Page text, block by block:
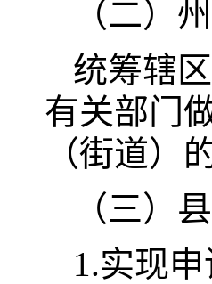
（二）
统筹辖
有关部门
（街道）
（三）
1.实现